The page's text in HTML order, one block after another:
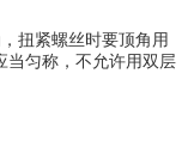
扭紧螺丝时要顶角用
当匀称，不允许用双层